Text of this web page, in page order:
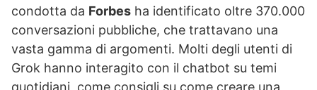
condotta da Forbes ha identificato oltre 370.000
conversazioni pubbliche, che trattavano una
vasta gamma di argomenti. Molti degli utenti di
Grok hanno interagito con il chatbot su temi
quotidiani, come consigli su come creare una